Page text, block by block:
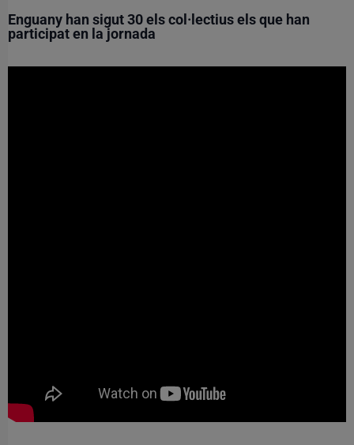
Enguany han sigut 30 els col·lectius els que han
participat en la jornada